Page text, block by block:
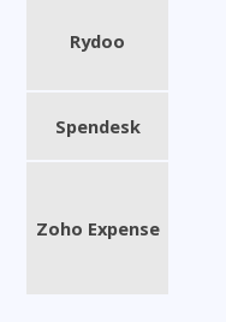
Rydoo
Spendesk
Zoho Expense